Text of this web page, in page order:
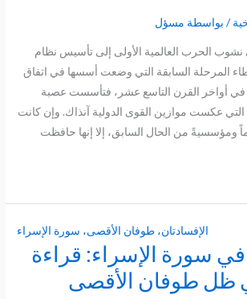
/ بواسطة مسؤل
الحرب العالمية الأولى إلى تأسيس نظام
المرحلة السابقة التي وضعت أسسها في اتفاق
في أواخر القرن التاسع عشر، فتأسست عصبة
في عام 1919م التي عكست موازين القوى الدولية آنذاك. وإن كانت
ومؤسسيةً من الحال السابق، إلا إنها حافظت
في سورة الإسراء: قراءة
ظل طوفان الأقصى